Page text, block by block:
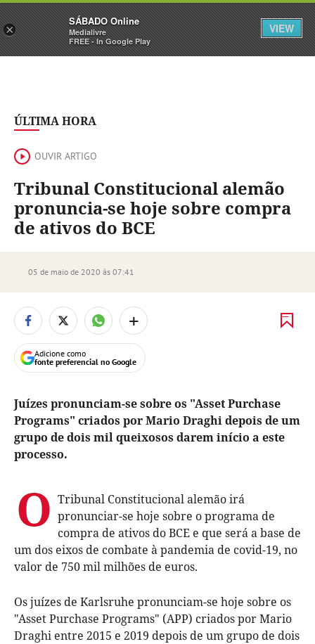
Sábado Assine Iniciar Sessão
ÚLTIMA HORA
OUVIR ARTIGO
Tribunal Constitucional alemão
pronuncia-se hoje sobre compra
de ativos do BCE
05 de maio de 2020 às 07:41
+
Adicione como
fonte preferencial no Google
Juízes pronunciam-se sobre os "Asset Purchase
Programs" criados por Mario Draghi depois de um
grupo de dois mil queixosos darem início a este
processo.
O Tribunal Constitucional alemão irá
pronunciar-se hoje sobre o programa de
compra de ativos do BCE e que será a base de
um dos eixos de combate à pandemia de covid-19, no
valor de 750 mil milhões de euros.
Os juízes de Karlsruhe pronunciam-se hoje sobre os
"Asset Purchase Programs" (APP) criados por Mario
Draghi entre 2015 e 2019 depois de um grupo de dois
×
SÁBADO Online
Medialivre
FREE - In Google Play
VIEW